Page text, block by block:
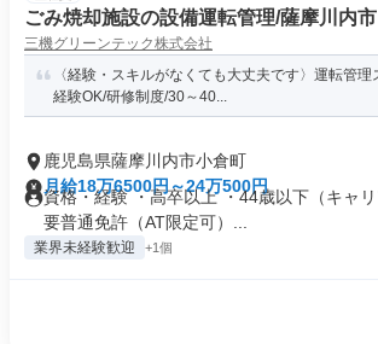
ごみ焼却施設の設備運転管理/薩摩川内市
三機グリーンテック株式会社
〈経験・スキルがなくても大丈夫です〉運転管
経験OK/研修制度/30～40...
鹿児島県薩摩川内市小倉町
月給18万6500円～24万500円
資格・経験 ・高卒以上 ・44歳以下（キャ
要普通免許（AT限定可）...
業界未経験歓迎 +1個